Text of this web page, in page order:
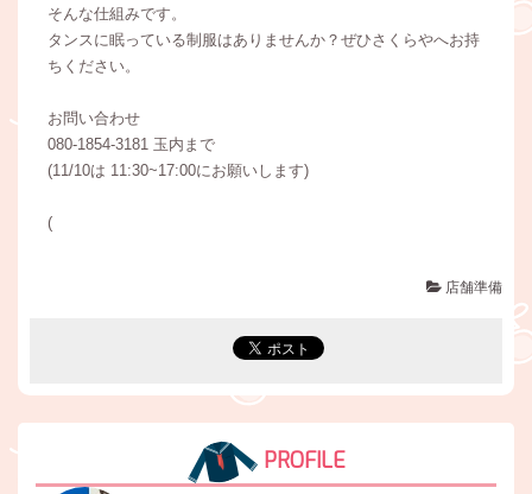
そんな仕組みです。
タンスに眠っている制服はありませんか？ぜひさくらやへお持
ちください。
お問い合わせ
080-1854-3181 玉内まで
(11/10は 11:30~17:00にお願いします)
(
店舗準備
PROFILE